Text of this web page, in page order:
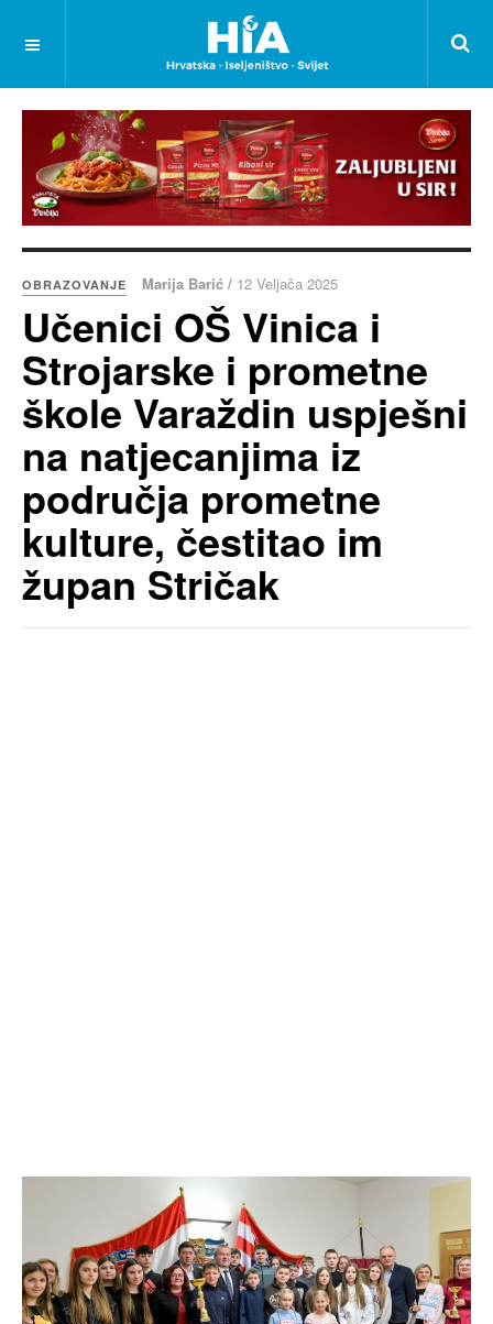
OBRAZOVANJE Marija Barić / 12 Veljača 2025
Učenici OŠ Vinica i
Strojarske i prometne
škole Varaždin uspješni
na natjecanjima iz
područja prometne
kulture, čestitao im
župan Stričak